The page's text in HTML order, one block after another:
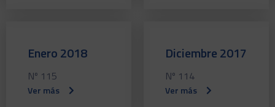
Enero 2018
Nº 115
Ver más
Diciembre 2017
Nº 114
Ver más